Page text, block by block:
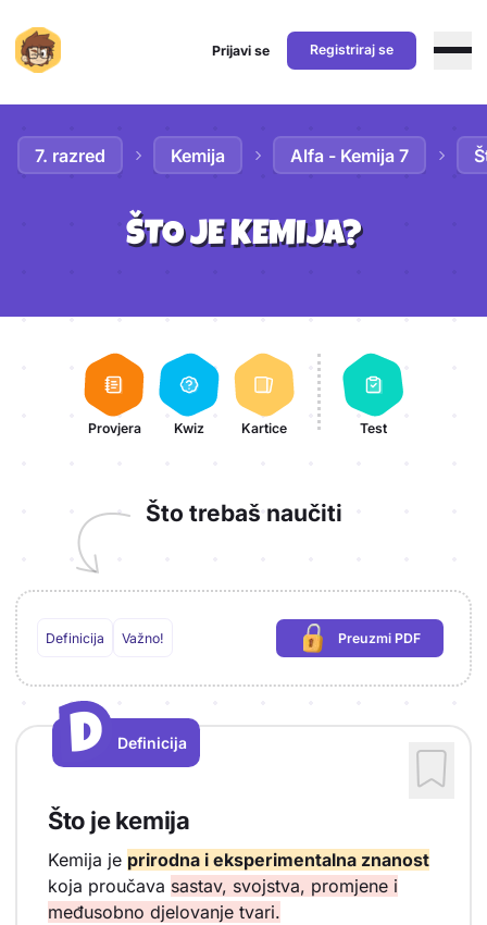
Prijavi se Registriraj se
7. razred Kemija Alfa - Kemija 7
ŠTO JE KEMIJA?
Aktivnosti lekcije
Provjera Kwiz Kartice Test
Što trebaš naučiti
Definicija Važno! Preuzmi PDF
(potrebna prijava)
D
D
Definicija
Što je kemija
Kemija je prirodna i eksperimentalna znanost
koja proučava sastav, svojstva, promjene i
međusobno djelovanje tvari.